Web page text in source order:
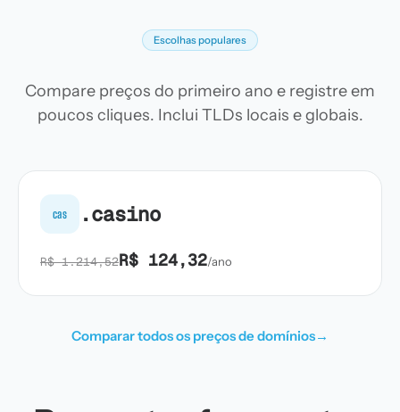
Escolhas populares
Compare preços do primeiro ano e registre em
poucos cliques. Inclui TLDs locais e globais.
cas .casino
R$ 1.214,52R$ 124,32/ano
Comparar todos os preços de domínios→